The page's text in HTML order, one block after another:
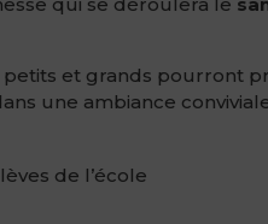
qui se déroulera le
petits et grands pourront
une ambiance
de l’école